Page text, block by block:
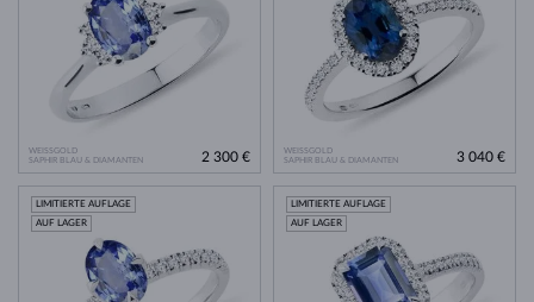
WEISSGOLD
SAPHIR BLAU & DIAMANTEN
2 300 €
WEISSGOLD
SAPHIR BLAU & DIAMANTEN
3 040 €
LIMITIERTE AUFLAGE
AUF LAGER
LIMITIERTE AUFLAGE
AUF LAGER